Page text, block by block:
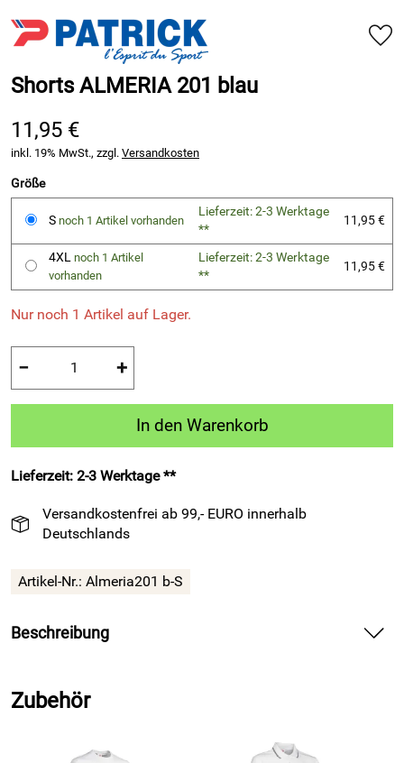
Shorts ALMERIA 201 blau
11,95 €
inkl. 19% MwSt., zzgl. Versandkosten
Größe
S noch 1 Artikel vorhanden
Lieferzeit: 2-3 Werktage
**
11,95 €
4XL noch 1 Artikel
vorhanden
Lieferzeit: 2-3 Werktage
**
11,95 €
Nur noch 1 Artikel auf Lager.
− +
In den Warenkorb
Lieferzeit: 2-3 Werktage **
Versandkostenfrei ab 99,- EURO innerhalb
Deutschlands
Artikel-Nr.: Almeria201 b-S
Beschreibung
Freizeit ein starkes, bequemes Gefühl.
Mikrofaser auf deiner Haut und bewege dich frei bei jedem
Zubehör